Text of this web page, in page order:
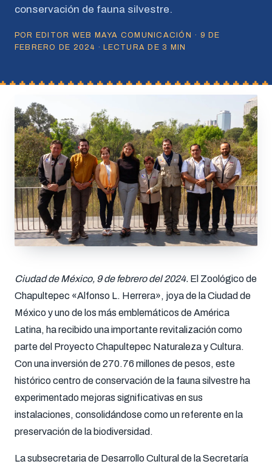
conservación de fauna silvestre.
POR EDITOR WEB MAYA COMUNICACIÓN · 9 DE
FEBRERO DE 2024 · LECTURA DE 3 MIN
Ciudad de México, 9 de febrero del 2024. El Zoológico de
Chapultepec «Alfonso L. Herrera», joya de la Ciudad de
México y uno de los más emblemáticos de América
Latina, ha recibido una importante revitalización como
parte del Proyecto Chapultepec Naturaleza y Cultura.
Con una inversión de 270.76 millones de pesos, este
histórico centro de conservación de la fauna silvestre ha
experimentado mejoras significativas en sus
instalaciones, consolidándose como un referente en la
preservación de la biodiversidad.
La subsecretaria de Desarrollo Cultural de la Secretaría